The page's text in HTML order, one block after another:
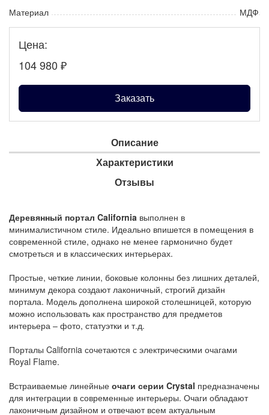
Материал
МДФ
Цена:
104 980 ₽
Заказать
Описание
Характеристики
Отзывы
Деревянный портал California выполнен в
минималистичном стиле. Идеально впишется в помещения в
современной стиле, однако не менее гармонично будет
смотреться и в классических интерьерах.
Простые, четкие линии, боковые колонны без лишних деталей,
минимум декора создают лаконичный, строгий дизайн
портала. Модель дополнена широкой столешницей, которую
можно использовать как пространство для предметов
интерьера – фото, статуэтки и т.д.
Порталы California сочетаются с электрическими очагами
Royal Flame.
Встраиваемые линейные очаги серии Crystal предназначены
для интеграции в современные интерьеры. Очаги обладают
лаконичным дизайном и отвечают всем актуальным